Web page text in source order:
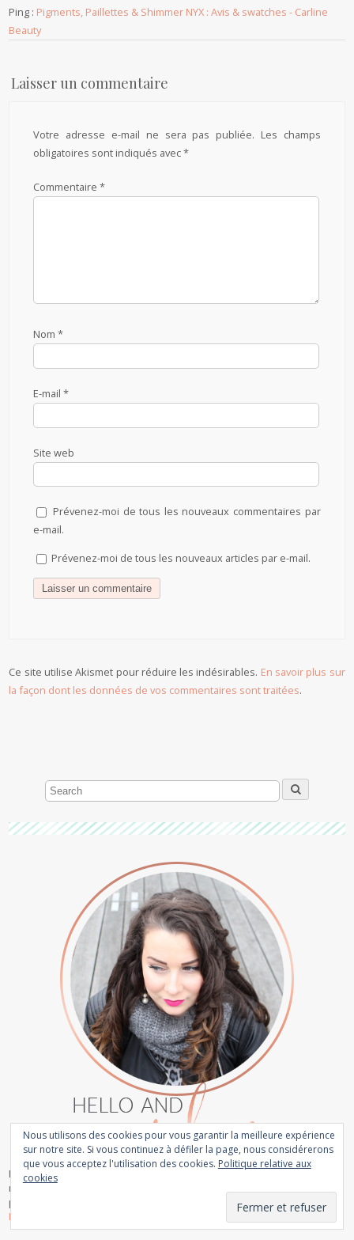
Ping : Pigments, Paillettes & Shimmer NYX : Avis & swatches - Carline
Beauty
Laisser un commentaire
Votre adresse e-mail ne sera pas publiée. Les champs
obligatoires sont indiqués avec*
Commentaire*
Nom*
E-mail*
Site web
Prévenez-moi de tous les nouveaux commentaires par
e-mail.
Prévenez-moi de tous les nouveaux articles par e-mail.
Ce site utilise Akismet pour réduire les indésirables. En savoir plus sur
la façon dont les données de vos commentaires sont traitées.
Passionnée de photo, et beauty addict dans l'âme, je vous parle de
mes coups de coeur, vous propose des revues et vous partage mes
plus beaux clichés.
Read More
Nous utilisons des cookies pour vous garantir la meilleure expérience
sur notre site. Si vous continuez à défiler la page, nous considérerons
que vous acceptez l'utilisation des cookies. Politique relative aux
cookies